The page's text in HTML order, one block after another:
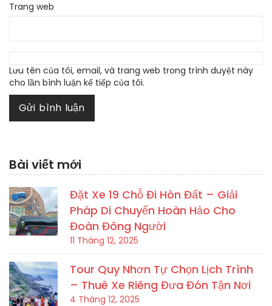
Trang web
Lưu tên của tôi, email, và trang web trong trình duyệt này
cho lần bình luận kế tiếp của tôi.
Bài viết mới
Đặt Xe 19 Chỗ Đi Hòn Đất – Giải
Pháp Di Chuyển Hoàn Hảo Cho
Đoàn Đông Người
11 Tháng 12, 2025
Tour Quy Nhơn Tự Chọn Lịch Trình
– Thuê Xe Riêng Đưa Đón Tận Nơi
4 Tháng 12, 2025